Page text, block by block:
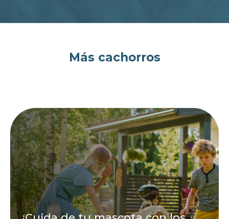
Más cachorros